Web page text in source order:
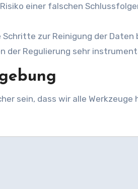
einer falschen
Schritte zur Reinigung der
der Regulierung sehr
sein, dass wir alle Werkzeuge